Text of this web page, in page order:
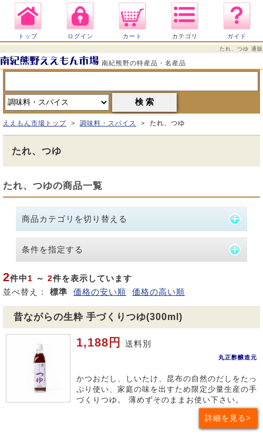
トップ ログイン カート カテゴリ ガイド
たれ、つゆ 通販
南紀熊野の特産品・名産品
ええもん市場トップ > 調味料・スパイス > たれ、つゆ
たれ、つゆ
たれ、つゆの商品一覧
商品カテゴリを切り替える
条件を指定する
2件中1 ～ 2件を表示しています
並べ替え：
標準 価格の安い順 価格の高い順
昔ながらの生粋 手づくりつゆ(300ml)
1,188円 送料別
丸正酢醸造元
かつおだし、しいたけ、昆布の自然のだしをたっ
ぷり使い、家庭の味を出すため限定少量生産の手
づくりつゆ。 薄めずそのままお使い下さい。
詳細を見る